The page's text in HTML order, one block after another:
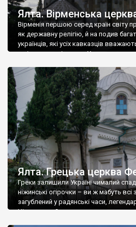
Ялта. Вірменська
Вірменія першою серед країн світу
як державну релігію, й на подив
українців, які усіх кавказців
є відданими вірянами Христа
Ялта. Грецька церква
Греки залишили Україні чималий
ніжинські огірочки – ви ж мабуть всі
загублений у радянські часи,
Ніжин греки?